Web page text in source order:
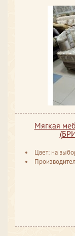
Мягкая
Цвет: на